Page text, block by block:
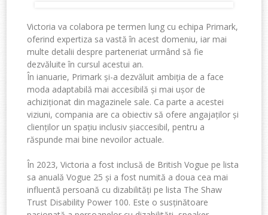
Victoria va colabora pe termen lung cu echipa Primark,
oferind expertiza sa vastă în acest domeniu, iar mai
multe detalii despre parteneriat urmând să fie
dezvăluite în cursul acestui an.
În ianuarie, Primark și-a dezvăluit ambiția de a face
moda adaptabilă mai accesibilă și mai ușor de
achiziționat din magazinele sale. Ca parte a acestei
viziuni, compania are ca obiectiv să ofere angajaților și
clienților un spațiu inclusiv șiaccesibil, pentru a
răspunde mai bine nevoilor actuale.
În 2023, Victoria a fost inclusă de British Vogue pe lista
sa anuală Vogue 25 și a fost numită a doua cea mai
influentă persoană cu dizabilități pe lista The Shaw
Trust Disability Power 100. Este o susținătoare